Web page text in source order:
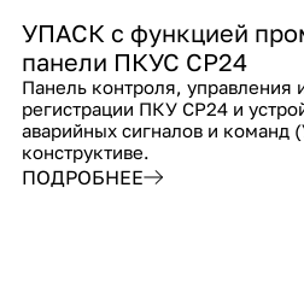
УПАСК с функцией
панели ПКУС СР24
Панель контроля, управления
регистрации ПКУ СР24 и
аварийных сигналов и
конструктиве.
ПОДРОБНЕЕ